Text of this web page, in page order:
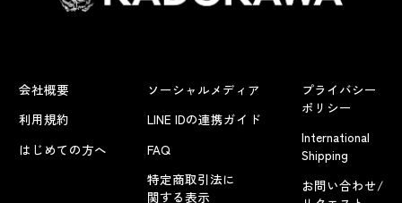
会社概要
利用規約
はじめての方へ
ソーシャルメディア
LINE IDの連携ガイド
FAQ
特定商取引法に
関する表示
プライバシー
ポリシー
International
Shipping
お問い合わせ/